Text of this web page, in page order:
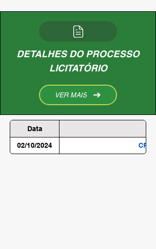
DETALHES DO PROCESSO
LICITATÓRIO
VER MAIS
Data
02/10/2024